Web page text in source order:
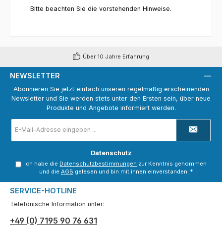
Bitte beachten Sie die vorstehenden Hinweise.
Über 10 Jahre Erfahrung
NEWSLETTER
Abonnieren Sie jetzt einfach unseren regelmäßig erscheinenden
Newsletter und Sie werden stets unter den Ersten sein, über neue
Produkte und Angebote informiert werden.
Mail-
Datenschutz
Ich habe die Datenschutzbestimmungen zur Kenntnis genommen
und die AGB gelesen und bin mit ihnen einverstanden. *
SERVICE-HOTLINE
Telefonische Information unter:
+49 (0) 7195 90 76 631